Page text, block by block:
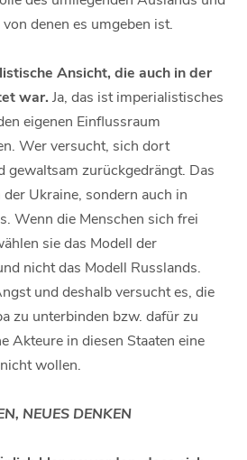
denen es umgeben ist.
Ansicht, die auch in der
war. Ja, das ist imperialistisches
eigenen Einflussraum
Wer versucht, sich dort
gewaltsam zurückgedrängt. Das
Ukraine, sondern auch in
Wenn die Menschen sich frei
sie das Modell der
nicht das Modell Russlands.
und deshalb versucht es, die
zu unterbinden bzw. dafür zu
Akteure in diesen Staaten eine
wollen.
NEUES DENKEN